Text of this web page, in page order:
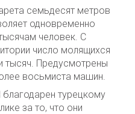
семьдесят метров
одновременно
человек. С
число молящихся
тысяч. Предусмотрены
восьмиста машин.
благодарен турецкому
за то, что они